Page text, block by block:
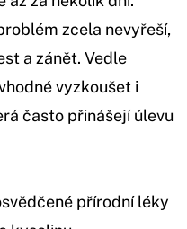
zcela nevyřeší,
a zánět. Vedle
vyzkoušet i
často přinášejí úlevu
přírodní léky